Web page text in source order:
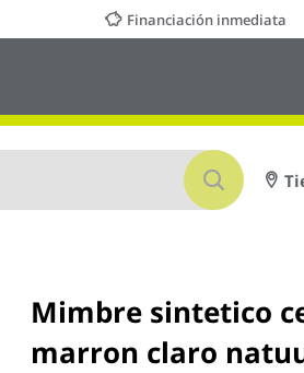
Financiación inmediata
Buscar
Mimbre sintetico
marron claro